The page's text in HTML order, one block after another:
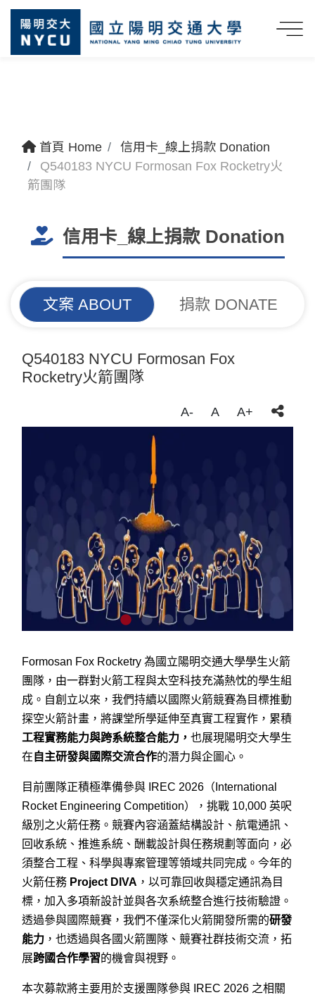
首頁 Home
信用卡_線上捐款 Donation
Q540183 NYCU Formosan Fox Rocketry火
箭團隊
信用卡_線上捐款 Donation
文案 ABOUT 捐款 DONATE
Q540183 NYCU Formosan Fox
Rocketry火箭團隊
A- A A+
Formosan Fox Rocketry 為國立陽明交通大學學生火箭
團隊，由一群對火箭工程與太空科技充滿熱忱的學生組
成。自創立以來，我們持續以國際火箭競賽為目標推動
探空火箭計畫，將課堂所學延伸至真實工程實作，累積
工程實務能力與跨系統整合能力， 也展現陽明交大學生
在 自主研發與國際交流合作的潛力與企圖心。
目前團隊正積極準備參與 IREC 2026 （ International
Rocket Engineering Competition），挑戰 10,000 英呎
級別之火箭任務。競賽內容涵蓋結構設計、航電通訊、
回收系統、推進系統、酬載設計與任務規劃等面向，必
須整合工程、科學與專案管理等領域共同完成。今年的
火箭任務 Project DIVA ，以可靠回收與穩定通訊為目
標，加入多項新設計並與各次系統整合進行技術驗證。
透過參與國際競賽，我們不僅深化火箭開發所需的研發
能力 ，也透過與各國火箭團隊、競賽社群技術交流，拓
展跨國合作學習的機會與視野。
本次募款將主要用於支援團隊參與 IREC 2026 之相關